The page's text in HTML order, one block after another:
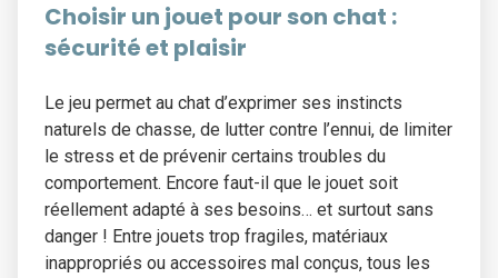
Choisir un jouet pour son chat :
sécurité et plaisir
Le jeu permet au chat d’exprimer ses instincts
naturels de chasse, de lutter contre l’ennui, de limiter
le stress et de prévenir certains troubles du
comportement. Encore faut-il que le jouet soit
réellement adapté à ses besoins… et surtout sans
danger ! Entre jouets trop fragiles, matériaux
inappropriés ou accessoires mal conçus, tous les